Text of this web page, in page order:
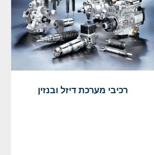
רכיבי מערכת דיזל ובנזין